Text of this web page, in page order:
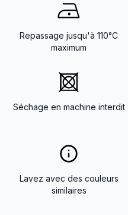
Repassage jusqu'à 110°C
maximum
Séchage en machine interdit
Lavez avec des couleurs
similaires